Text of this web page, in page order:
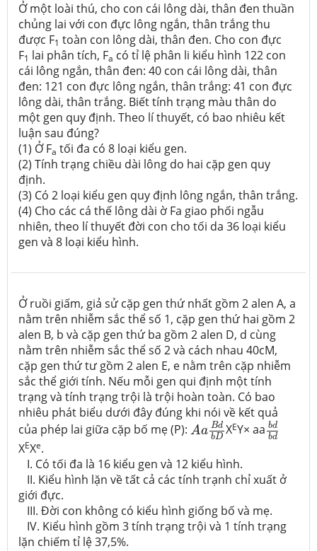
Ở một loài thú, cho con cái lông dài, thân đen thuần
chủng lai với con đực lông ngắn, thân trắng thu
được F1 toàn con lông dài, thân đen. Cho con đực
F1 lai phân tích, Fa có tỉ lệ phân li kiểu hình 122 con
cái lông ngắn, thân đen: 40 con cái lông dài, thân
đen: 121 con đực lông ngắn, thân trắng: 41 con đực
lông dài, thân trắng. Biết tính trạng màu thân do
một gen quy định. Theo lí thuyết, có bao nhiêu kết
luận sau đúng?
(1) Ở Fa tối đa có 8 loại kiểu gen.
(2) Tính trạng chiều dài lông do hai cặp gen quy
định.
(3) Có 2 loại kiểu gen quy định lông ngắn, thân trắng.
(4) Cho các cá thế lông dài ờ Fa giao phối ngẫu
nhiên, theo lí thuyết đời con cho tối da 36 loại kiểu
gen và 8 loại kiểu hình.
Ở ruồi giấm, giả sử cặp gen thứ nhất gồm 2 alen A, a
nằm trên nhiễm sắc thể số 1, cặp gen thứ hai gồm 2
alen B, b và cặp gen thứ ba gồm 2 alen D, d cùng
nằm trên nhiễm sắc thể số 2 và cách nhau 40cM,
cặp gen thứ tư gồm 2 alen E, e nằm trên cặp nhiễm
sắc thể giới tính. Nếu mỗi gen qui định một tính
trạng và tính trạng trội là trội hoàn toàn. Có bao
nhiêu phát biểu dưới đây đúng khi nói về kết quả
của phép lai giữa cặp bố mẹ (P): Aa Bd
bD
AaBdbD
XEY× aa bd
bd
bd
XEXe.
I. Có tối đa là 16 kiểu gen và 12 kiểu hình.
II. Kiểu hình lặn về tất cả các tính trạnh chỉ xuất ở
giới đực.
III. Đời con không có kiểu hình giống bố và mẹ.
IV. Kiểu hình gồm 3 tính trạng trội và 1 tính trạng
lặn chiếm tỉ lệ 37,5%.